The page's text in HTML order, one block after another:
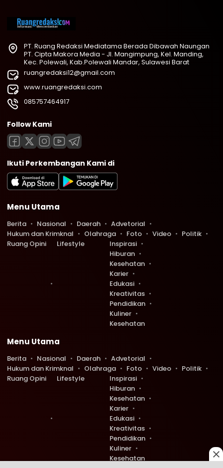
PT. Ruang Redaksi Mediatama Berada Dibawah Naungan
PT. Cipta Makora Media - Jl. Mangimpung, Kel. Manding,
Kec. Polewali, Kab.Polewali Mandar, Sulawesi Barat
ruangredaksi12@gmail.com
www.ruangredaksi.com
085757464917
Follow Kami
Ikuti Perkembangan Kami di
Menu Utama
Berita Nasional Daerah
Advetorial
Hukum dan Krimknal
Olahraga Foto Video
Politik
Ruang Opini
Lifestyle
Inspirasi
Hiburan
Kesehatan
Karier
Edukasi
Kreativitas
Pendidikan
Kuliner
Kesehatan
Menu Utama
Berita Nasional Daerah
Advetorial
Hukum dan Krimknal
Olahraga Foto Video
Politik
Ruang Opini
Lifestyle
Inspirasi
Hiburan
Kesehatan
Karier
Edukasi
Kreativitas
Pendidikan
Kuliner
Kesehatan